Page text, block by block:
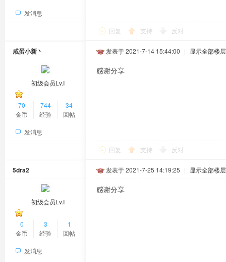
发消息
回复 支持 反对
咸蛋小新丶
初级会员Lv.Ⅰ
70
金币
744
经验
34
回帖
发消息
发表于 2021-7-14 15:44:00 | 显示全部楼层
感谢分享
回复 支持 反对
5dra2
初级会员Lv.Ⅰ
0
金币
3
经验
1
回帖
发消息
发表于 2021-7-25 14:19:25 | 显示全部楼层
感谢分享